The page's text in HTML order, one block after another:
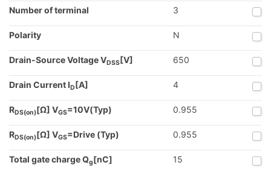
Number of terminal 3
Polarity N
Drain-Source Voltage VDSS[V] 650
Drain Current ID[A] 4
RDS(on)[Ω] VGS=10V(Typ) 0.955
RDS(on)[Ω] VGS=Drive (Typ) 0.955
Total gate charge Qg[nC] 15